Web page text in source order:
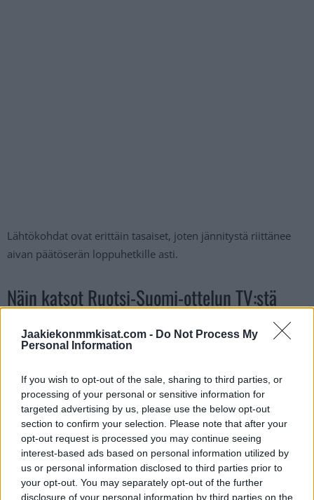
Jaakiekonmmkisat.com - Do Not Process My
Personal Information
If you wish to opt-out of the sale, sharing to third parties, or
processing of your personal or sensitive information for
targeted advertising by us, please use the below opt-out
section to confirm your selection. Please note that after your
opt-out request is processed you may continue seeing
interest-based ads based on personal information utilized by
us or personal information disclosed to third parties prior to
your opt-out. You may separately opt-out of the further
disclosure of your personal information by third parties on the
Lähtökohdat ovat erittäin tasaiset, joten jännitystä riittänee
aivan päätöserän loppuhetkille asti.
Näin katsot Ruotsi-Suomi-ottelun TV:stä
Ruotsin ja Suomen välinen ottelu tulee suorana
lähetyksenäTV5-kanavankautta. Ottelu käynnistyy klo 13:00
Tämän perään on tarjolla lisää kiekkoa, koska myös Tshekki-
Sveitsi-ottelu näytetään suorana lähetyksenä.